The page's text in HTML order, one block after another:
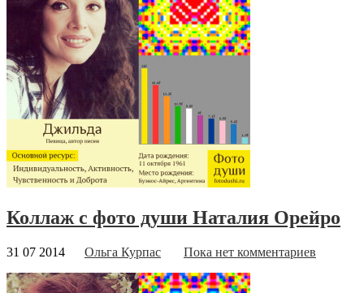
Коллаж с фото души Наталия Орейро
31 07 2014 Ольга Курпас Пока нет комментариев